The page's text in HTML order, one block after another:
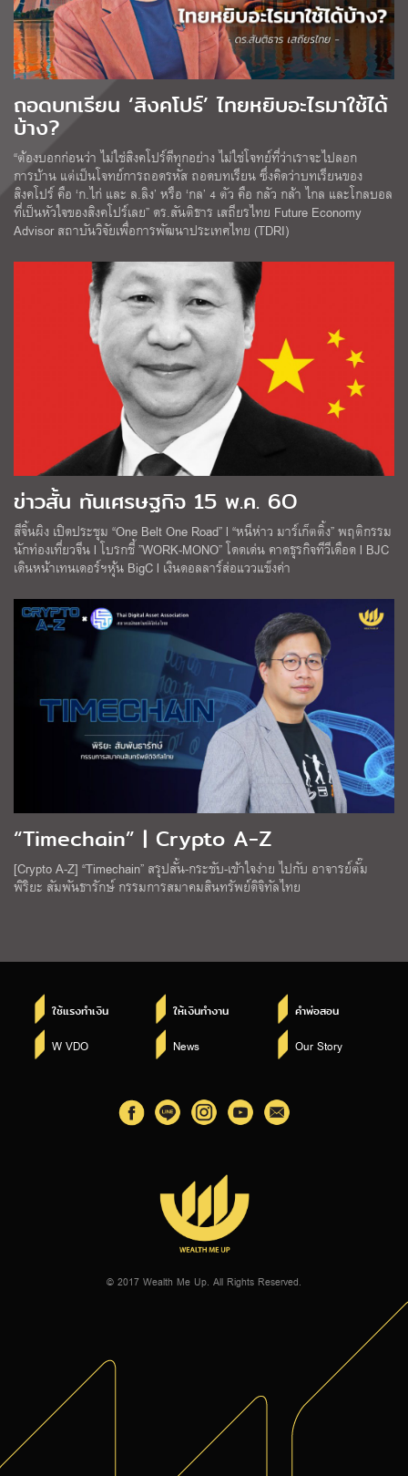
ถอดบทเรียน ‘สิงคโปร์’ ไทยหยิบอะไรมาใช้ได้
บ้าง?
“ต้องบอกก่อนว่า ไม่ใช่สิงคโปร์ดีทุกอย่าง ไม่ใช่โจทย์ที่ว่าเราจะไปลอก
การบ้าน แต่เป็นโจทย์การถอดรหัส ถอดบทเรียน ซึ่งคิดว่าบทเรียนของ
สิงคโปร์ คือ ‘ก.ไก่ และ ล.ลิง’ หรือ ‘กล’ 4 ตัว คือ กลัว กล้า ไกล และโกลบอล
ที่เป็นหัวใจของสิงคโปร์เลย” ดร.สันติธาร เสถียรไทย Future Economy
Advisor สถาบันวิจัยเพื่อการพัฒนาประเทศไทย (TDRI)
ข่าวสั้น ทันเศรษฐกิจ 15 พ.ค. 6O
สีจิ้นผิง เปิดประชุม “One Belt One Road” l “หนีห่าว มาร์เก็ตติ้ง” พฤติกรรม
นักท่องเที่ยวจีน l โบรกชี้ ”WORK-MONO” โดดเด่น คาดธุรกิจทีวีเดือด l BJC
เดินหน้าเทนเดอร์ฯหุ้น BigC l เงินดอลลาร์ส่อแววแข็งค่า
“Timechain” | Crypto A-Z
[Crypto A-Z] “Timechain” สรุปสั้น-กระชับ-เข้าใจง่าย ไปกับ อาจารย์ตั๊ม
พิริยะ สัมพันธารักษ์ กรรมการสมาคมสินทรัพย์ดิจิทัลไทย
ใช้แรงทำเงิน ให้เงินทำงาน คำพ่อสอน
W VDO News Our Story
© 2017 Wealth Me Up. All Rights Reserved.